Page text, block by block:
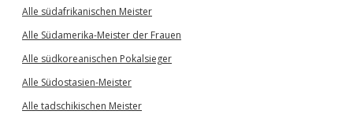
Alle südafrikanischen Meister
Alle Südamerika-Meister der Frauen
Alle südkoreanischen Pokalsieger
Alle Südostasien-Meister
Alle tadschikischen Meister